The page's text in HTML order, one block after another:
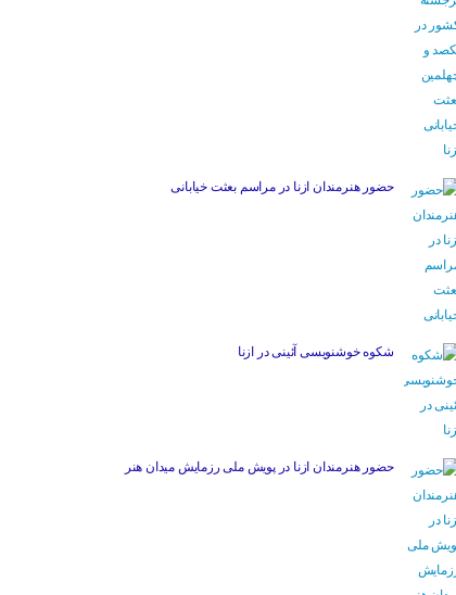
حضور هنرمندان ازنا در مراسم بعثت خیابانی
شکوه خوشنویسی آئینی در ازنا
حضور هنرمندان ازنا در پویش ملی رزمایش میدان هنر